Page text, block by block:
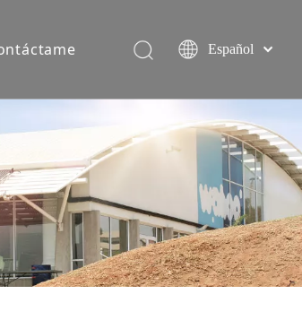
Español
English